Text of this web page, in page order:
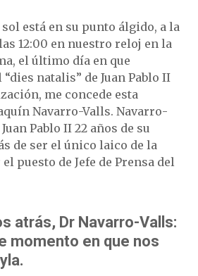
está en su punto álgido, a la
12:00 en nuestro reloj en la
el último día en que
natalis” de Juan Pablo II
me concede esta
Navarro-Valls. Navarro-
Pablo II 22 años de su
de ser el único laico de la
puesto de Jefe de Prensa del
atrás, Dr Navarro-Valls:
momento en que nos